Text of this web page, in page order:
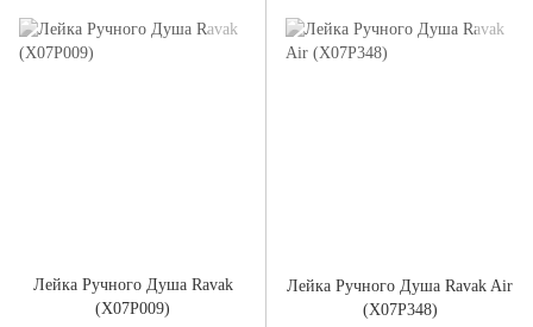
Лейка Ручного Душа Ravak
(X07P009)
Лейка Ручного Душа Ravak Air
(X07P348)